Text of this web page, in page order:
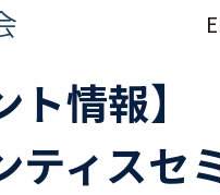
ト情報
ティスセ